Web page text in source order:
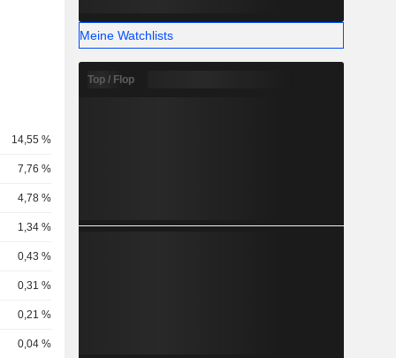
14,55 %
7,76 %
4,78 %
1,34 %
0,43 %
0,31 %
0,21 %
0,04 %
Meine Watchlists
Top / Flop